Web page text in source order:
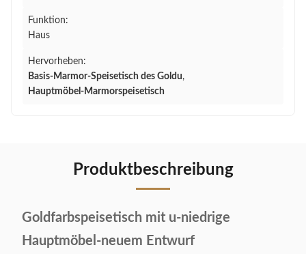
Funktion:
Haus
Hervorheben:
Basis-Marmor-Speisetisch des Goldu,
Hauptmöbel-Marmorspeisetisch
Produktbeschreibung
Goldfarbspeisetisch mit u-niedrige
Hauptmöbel-neuem Entwurf